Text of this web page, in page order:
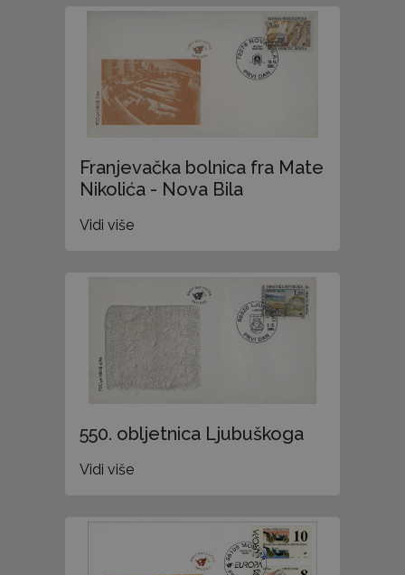
Franjevačka bolnica fra Mate
Nikolića - Nova Bila
Vidi više
550. obljetnica Ljubuškoga
Vidi više